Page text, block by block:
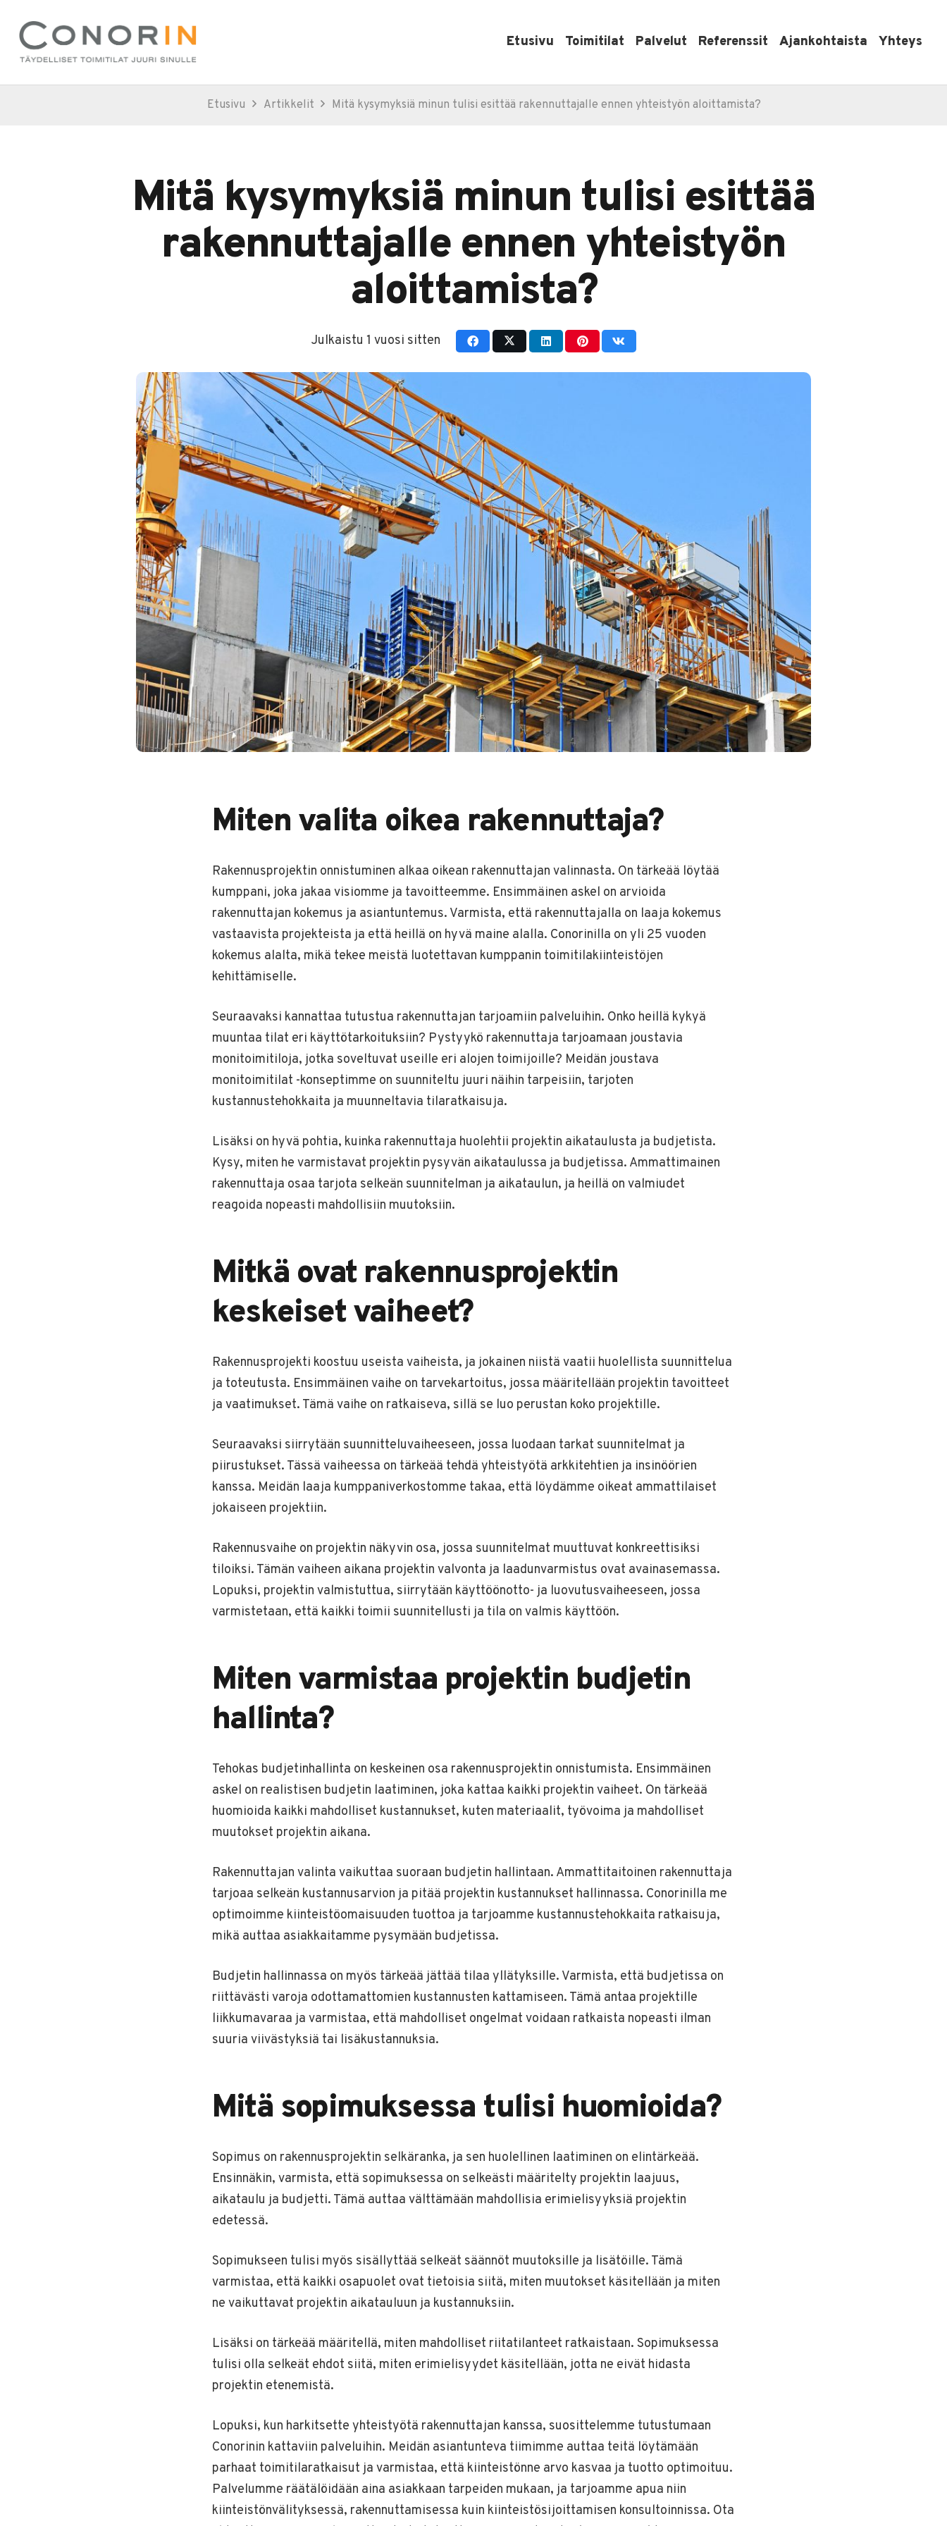
Etusivu Toimitilat Palvelut Referenssit Ajankohtaista Yhteys
Etusivu Artikkelit Mitä kysymyksiä minun tulisi esittää rakennuttajalle ennen yhteistyön aloittamista?
Mitä kysymyksiä minun tulisi esittää
rakennuttajalle ennen yhteistyön
aloittamista?
Julkaistu 1 vuosi sitten
Miten valita oikea rakennuttaja?
Rakennusprojektin onnistuminen alkaa oikean rakennuttajan valinnasta. On tärkeää löytää
kumppani, joka jakaa visiomme ja tavoitteemme. Ensimmäinen askel on arvioida
rakennuttajan kokemus ja asiantuntemus. Varmista, että rakennuttajalla on laaja kokemus
vastaavista projekteista ja että heillä on hyvä maine alalla. Conorinilla on yli 25 vuoden
kokemus alalta, mikä tekee meistä luotettavan kumppanin toimitilakiinteistöjen
kehittämiselle.
Seuraavaksi kannattaa tutustua rakennuttajan tarjoamiin palveluihin. Onko heillä kykyä
muuntaa tilat eri käyttötarkoituksiin? Pystyykö rakennuttaja tarjoamaan joustavia
monitoimitiloja, jotka soveltuvat useille eri alojen toimijoille? Meidän joustava
monitoimitilat -konseptimme on suunniteltu juuri näihin tarpeisiin, tarjoten
kustannustehokkaita ja muunneltavia tilaratkaisuja.
Lisäksi on hyvä pohtia, kuinka rakennuttaja huolehtii projektin aikataulusta ja budjetista.
Kysy, miten he varmistavat projektin pysyvän aikataulussa ja budjetissa. Ammattimainen
rakennuttaja osaa tarjota selkeän suunnitelman ja aikataulun, ja heillä on valmiudet
reagoida nopeasti mahdollisiin muutoksiin.
Mitkä ovat rakennusprojektin
keskeiset vaiheet?
Rakennusprojekti koostuu useista vaiheista, ja jokainen niistä vaatii huolellista suunnittelua
ja toteutusta. Ensimmäinen vaihe on tarvekartoitus, jossa määritellään projektin tavoitteet
ja vaatimukset. Tämä vaihe on ratkaiseva, sillä se luo perustan koko projektille.
Seuraavaksi siirrytään suunnitteluvaiheeseen, jossa luodaan tarkat suunnitelmat ja
piirustukset. Tässä vaiheessa on tärkeää tehdä yhteistyötä arkkitehtien ja insinöörien
kanssa. Meidän laaja kumppaniverkostomme takaa, että löydämme oikeat ammattilaiset
jokaiseen projektiin.
Rakennusvaihe on projektin näkyvin osa, jossa suunnitelmat muuttuvat konkreettisiksi
tiloiksi. Tämän vaiheen aikana projektin valvonta ja laadunvarmistus ovat avainasemassa.
Lopuksi, projektin valmistuttua, siirrytään käyttöönotto- ja luovutusvaiheeseen, jossa
varmistetaan, että kaikki toimii suunnitellusti ja tila on valmis käyttöön.
Miten varmistaa projektin budjetin
hallinta?
Tehokas budjetinhallinta on keskeinen osa rakennusprojektin onnistumista. Ensimmäinen
askel on realistisen budjetin laatiminen, joka kattaa kaikki projektin vaiheet. On tärkeää
huomioida kaikki mahdolliset kustannukset, kuten materiaalit, työvoima ja mahdolliset
muutokset projektin aikana.
Rakennuttajan valinta vaikuttaa suoraan budjetin hallintaan. Ammattitaitoinen rakennuttaja
tarjoaa selkeän kustannusarvion ja pitää projektin kustannukset hallinnassa. Conorinilla me
optimoimme kiinteistöomaisuuden tuottoa ja tarjoamme kustannustehokkaita ratkaisuja,
mikä auttaa asiakkaitamme pysymään budjetissa.
Budjetin hallinnassa on myös tärkeää jättää tilaa yllätyksille. Varmista, että budjetissa on
riittävästi varoja odottamattomien kustannusten kattamiseen. Tämä antaa projektille
liikkumavaraa ja varmistaa, että mahdolliset ongelmat voidaan ratkaista nopeasti ilman
suuria viivästyksiä tai lisäkustannuksia.
Mitä sopimuksessa tulisi huomioida?
Sopimus on rakennusprojektin selkäranka, ja sen huolellinen laatiminen on elintärkeää.
Ensinnäkin, varmista, että sopimuksessa on selkeästi määritelty projektin laajuus,
aikataulu ja budjetti. Tämä auttaa välttämään mahdollisia erimielisyyksiä projektin
edetessä.
Sopimukseen tulisi myös sisällyttää selkeät säännöt muutoksille ja lisätöille. Tämä
varmistaa, että kaikki osapuolet ovat tietoisia siitä, miten muutokset käsitellään ja miten
ne vaikuttavat projektin aikatauluun ja kustannuksiin.
Lisäksi on tärkeää määritellä, miten mahdolliset riitatilanteet ratkaistaan. Sopimuksessa
tulisi olla selkeät ehdot siitä, miten erimielisyydet käsitellään, jotta ne eivät hidasta
projektin etenemistä.
Lopuksi, kun harkitsette yhteistyötä rakennuttajan kanssa, suosittelemme tutustumaan
Conorinin kattaviin palveluihin. Meidän asiantunteva tiimimme auttaa teitä löytämään
parhaat toimitilaratkaisut ja varmistaa, että kiinteistönne arvo kasvaa ja tuotto optimoituu.
Palvelumme räätälöidään aina asiakkaan tarpeiden mukaan, ja tarjoamme apua niin
kiinteistönvälityksessä, rakennuttamisessa kuin kiinteistösijoittamisen konsultoinnissa. Ota